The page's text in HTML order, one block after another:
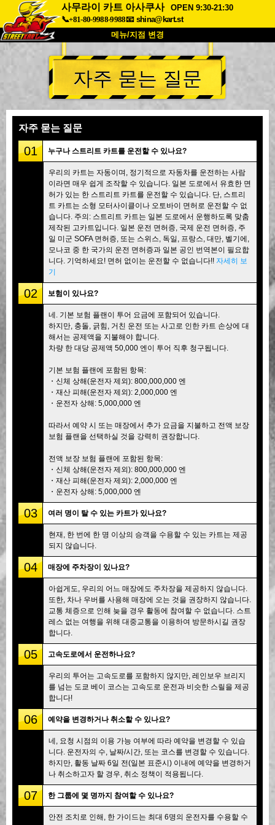
사무라이 카트 아사쿠사
OPEN 9:30-21:30
📞+81-80-9988-9988📧 shina@kart.st
메뉴/지점 변경
최상단
소개 사양 가격
회사 정보
도쿄 시나가와 #1 도쿄 아키하바라#1
도쿄 아키하바라#2 도쿄 시부야
도쿄 시부야 애넥스 도쿄 베이
도쿄 아사쿠사 오사카
오키나와
자주 묻는 질문
자주 묻는 질문
01 누구나 스트리트 카트를 운전할 수 있나요?
우리의 카트는 자동이며, 정기적으로 자동차를 운전하는 사람
이라면 매우 쉽게 조작할 수 있습니다. 일본 도로에서 유효한 면
허가 있는 한 스트리트 카트를 운전할 수 있습니다. 단, 스트리
트 카트는 소형 모터사이클이나 오토바이 면허로 운전할 수 없
습니다. 주의: 스트리트 카트는 일본 도로에서 운행하도록 맞춤
제작된 고카트입니다. 일본 운전 면허증, 국제 운전 면허증, 주
일 미군 SOFA 면허증, 또는 스위스, 독일, 프랑스, 대만, 벨기에,
모나코 중 한 국가의 운전 면허증과 일본 공인 번역본이 필요합
니다. 기억하세요! 면허 없이는 운전할 수 없습니다!! 자세히 보
기
02 보험이 있나요?
네. 기본 보험 플랜이 투어 요금에 포함되어 있습니다.
하지만, 충돌, 긁힘, 거친 운전 또는 사고로 인한 카트 손상에 대
해서는 공제액을 지불해야 합니다.
차량 한 대당 공제액 50,000 엔이 투어 직후 청구됩니다.
기본 보험 플랜에 포함된 항목:
・신체 상해(운전자 제외): 800,000,000 엔
・재산 피해(운전자 제외): 2,000,000 엔
・운전자 상해: 5,000,000 엔
따라서 예약 시 또는 매장에서 추가 요금을 지불하고 전액 보장
보험 플랜을 선택하실 것을 강력히 권장합니다.
전액 보장 보험 플랜에 포함된 항목:
・신체 상해(운전자 제외): 800,000,000 엔
・재산 피해(운전자 제외): 2,000,000 엔
・운전자 상해: 5,000,000 엔
03 여러 명이 탈 수 있는 카트가 있나요?
현재, 한 번에 한 명 이상의 승객을 수용할 수 있는 카트는 제공
되지 않습니다.
04 매장에 주차장이 있나요?
아쉽게도, 우리의 어느 매장에도 주차장을 제공하지 않습니다.
또한, 차나 우버를 사용해 매장에 오는 것을 권장하지 않습니다.
교통 체증으로 인해 늦을 경우 활동에 참여할 수 없습니다. 스트
레스 없는 여행을 위해 대중교통을 이용하여 방문하시길 권장
합니다.
05 고속도로에서 운전하나요?
우리의 투어는 고속도로를 포함하지 않지만, 레인보우 브리지
를 넘는 도쿄 베이 코스는 고속도로 운전과 비슷한 스릴을 제공
합니다!
06 예약을 변경하거나 취소할 수 있나요?
네, 요청 시점의 이용 가능 여부에 따라 예약을 변경할 수 있습
니다. 운전자의 수, 날짜/시간, 또는 코스를 변경할 수 있습니다.
하지만, 활동 날짜 6일 전(일본 표준시) 이내에 예약을 변경하거
나 취소하고자 할 경우, 취소 정책이 적용됩니다.
07 한 그룹에 몇 명까지 참여할 수 있나요?
안전 조치로 인해, 한 가이드는 최대 6명의 운전자를 수용할 수